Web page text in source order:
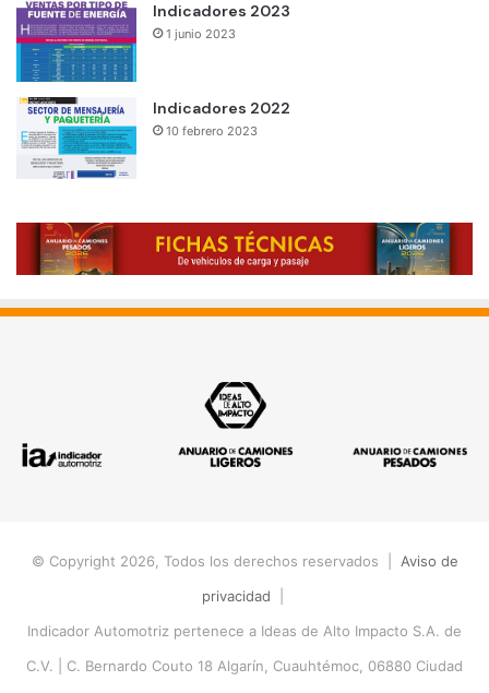
Indicadores 2023
1 junio 2023
Indicadores 2022
10 febrero 2023
© Copyright 2026, Todos los derechos reservados | Aviso de
privacidad
Indicador Automotriz pertenece a Ideas de Alto Impacto S.A. de
C.V. | C. Bernardo Couto 18 Algarín, Cuauhtémoc, 06880 Ciudad